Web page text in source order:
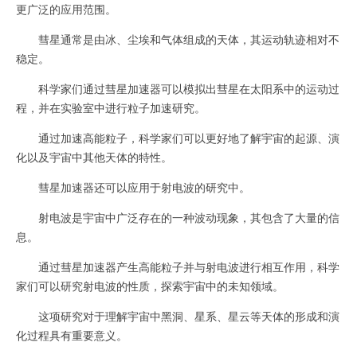
更广泛的应用范围。
彗星通常是由冰、尘埃和气体组成的天体，其运动轨迹相对不
稳定。
科学家们通过彗星加速器可以模拟出彗星在太阳系中的运动过
程，并在实验室中进行粒子加速研究。
通过加速高能粒子，科学家们可以更好地了解宇宙的起源、演
化以及宇宙中其他天体的特性。
彗星加速器还可以应用于射电波的研究中。
射电波是宇宙中广泛存在的一种波动现象，其包含了大量的信
息。
通过彗星加速器产生高能粒子并与射电波进行相互作用，科学
家们可以研究射电波的性质，探索宇宙中的未知领域。
这项研究对于理解宇宙中黑洞、星系、星云等天体的形成和演
化过程具有重要意义。